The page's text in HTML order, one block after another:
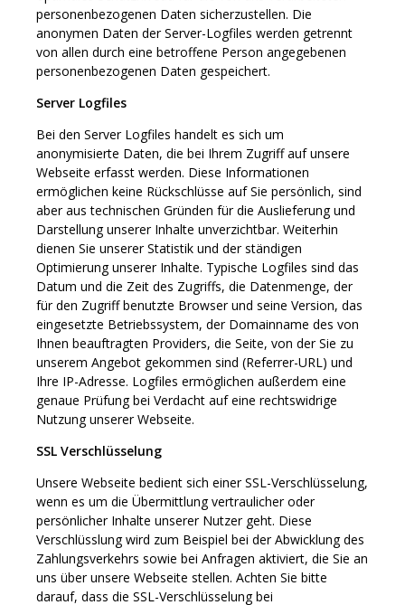
personenbezogenen Daten sicherzustellen. Die
anonymen Daten der Server-Logfiles werden getrennt
von allen durch eine betroffene Person angegebenen
personenbezogenen Daten gespeichert.
Server Logfiles
Bei den Server Logfiles handelt es sich um
anonymisierte Daten, die bei Ihrem Zugriff auf unsere
Webseite erfasst werden. Diese Informationen
ermöglichen keine Rückschlüsse auf Sie persönlich, sind
aber aus technischen Gründen für die Auslieferung und
Darstellung unserer Inhalte unverzichtbar. Weiterhin
dienen Sie unserer Statistik und der ständigen
Optimierung unserer Inhalte. Typische Logfiles sind das
Datum und die Zeit des Zugriffs, die Datenmenge, der
für den Zugriff benutzte Browser und seine Version, das
eingesetzte Betriebssystem, der Domainname des von
Ihnen beauftragten Providers, die Seite, von der Sie zu
unserem Angebot gekommen sind (Referrer-URL) und
Ihre IP-Adresse. Logfiles ermöglichen außerdem eine
genaue Prüfung bei Verdacht auf eine rechtswidrige
Nutzung unserer Webseite.
SSL Verschlüsselung
Unsere Webseite bedient sich einer SSL-Verschlüsselung,
wenn es um die Übermittlung vertraulicher oder
persönlicher Inhalte unserer Nutzer geht. Diese
Verschlüsslung wird zum Beispiel bei der Abwicklung des
Zahlungsverkehrs sowie bei Anfragen aktiviert, die Sie an
uns über unsere Webseite stellen. Achten Sie bitte
darauf, dass die SSL-Verschlüsselung bei